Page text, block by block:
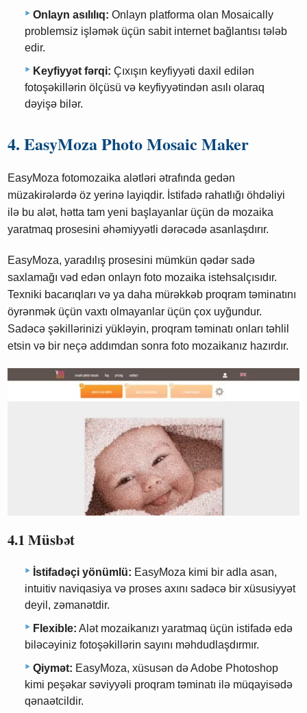
Onlayn asılılıq: Onlayn platforma olan Mosaically
problemsiz işləmək üçün sabit internet bağlantısı tələb
edir.
Keyfiyyət fərqi: Çıxışın keyfiyyəti daxil edilən
fotoşəkillərin ölçüsü və keyfiyyətindən asılı olaraq
dəyişə bilər.
4. EasyMoza Photo Mosaic Maker
EasyMoza fotomozaika alətləri ətrafında gedən
müzakirələrdə öz yerinə layiqdir. İstifadə rahatlığı öhdəliyi
ilə bu alət, hətta tam yeni başlayanlar üçün də mozaika
yaratmaq prosesini əhəmiyyətli dərəcədə asanlaşdırır.
EasyMoza, yaradılış prosesini mümkün qədər sadə
saxlamağı vəd edən onlayn foto mozaika istehsalçısıdır.
Texniki bacarıqları və ya daha mürəkkəb proqram təminatını
öyrənmək üçün vaxtı olmayanlar üçün çox uyğundur.
Sadəcə şəkillərinizi yükləyin, proqram təminatı onları təhlil
etsin və bir neçə addımdan sonra foto mozaikanız hazırdır.
4.1 Müsbət
İstifadəçi yönümlü: EasyMoza kimi bir adla asan,
intuitiv naviqasiya və proses axını sadəcə bir xüsusiyyət
deyil, zəmanətdir.
Flexible: Alət mozaikanızı yaratmaq üçün istifadə edə
biləcəyiniz fotoşəkillərin sayını məhdudlaşdırmır.
Qiymət: EasyMoza, xüsusən də Adobe Photoshop
kimi peşəkar səviyyəli proqram təminatı ilə müqayisədə
qənaətcildir.